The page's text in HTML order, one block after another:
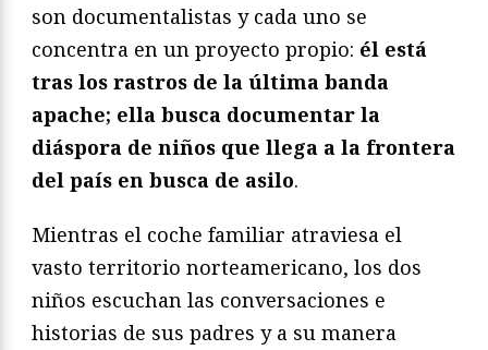
son documentalistas y cada uno se
concentra en un proyecto propio: él está
tras los rastros de la última banda
apache; ella busca documentar la
diáspora de niños que llega a la frontera
del país en busca de asilo.
Mientras el coche familiar atraviesa el
vasto territorio norteamericano, los dos
niños escuchan las conversaciones e
historias de sus padres y a su manera